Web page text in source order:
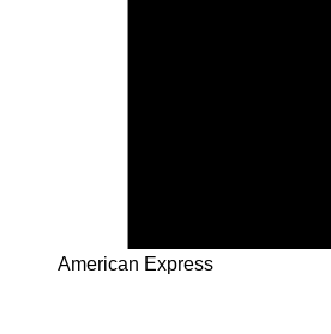
American Express